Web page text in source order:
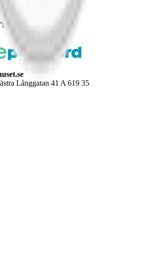
Långgatan 41 A 619 35